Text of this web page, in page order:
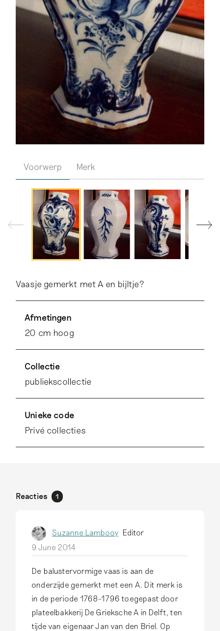
Voorwerp Merk
Vaasje gemerkt met A en bijltje?
Afmetingen
20 cm hoog
Collectie
publiekscollectie
Unieke code
Privé collecties
Reacties 1
Suzanne Lambooy Editor
9 June 2014
De balustervormige vaas is aan de
onderzijde gemerkt met een A. Dit merk is
in de periode 1768-1796 toegepast door
plateelbakkerij De Grieksche A in Delft, ten
tijde van eigenaar Jan van den Briel. Op